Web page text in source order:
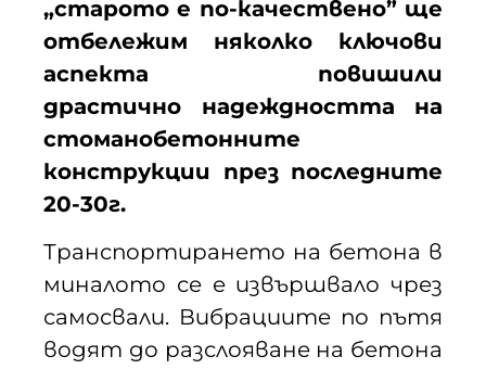
„старото е по-качествено” ще
отбележим няколко ключови
аспекта повишили
драстично надеждността на
стоманобетонните
конструкции през последните
20-30г.
Транспортирането на бетона в
миналото се е извършвало чрез
самосвали. Вибрациите по пътя
водят до разслояване на бетона